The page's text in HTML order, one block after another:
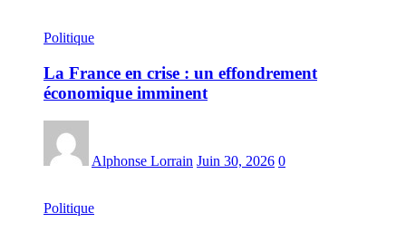
Politique
La France en crise : un effondrement
économique imminent
Alphonse Lorrain Juin 30, 2026 0
Politique